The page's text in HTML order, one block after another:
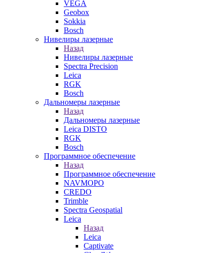
VEGA
Geobox
Sokkia
Bosch
Нивелиры лазерные
Назад
Нивелиры лазерные
Spectra Precision
Leica
RGK
Bosch
Дальномеры лазерные
Назад
Дальномеры лазерные
Leica DISTO
RGK
Bosch
Программное обеспечение
Назад
Программное обеспечение
NAVMOPO
CREDO
Trimble
Spectra Geospatial
Leica
Назад
Leica
Captivate